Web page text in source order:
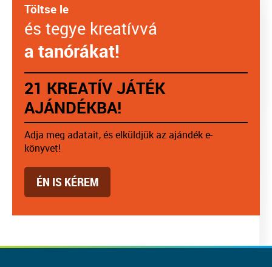
Töltse le
és tegye kreatívvá
a tanórákat!
21 KREATÍV JÁTÉK
AJÁNDÉKBA!
Adja meg adatait, és elküldjük az ajándék e-
könyvet!
ÉN IS KÉREM